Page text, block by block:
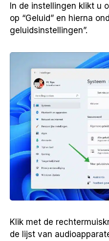
In de instellingen klikt u
op “Geluid” en hierna
geluidsinstellingen”.
Klik met de
de lijst van